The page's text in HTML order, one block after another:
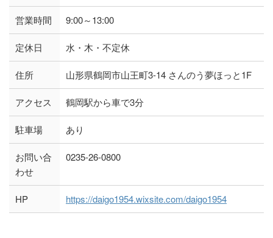
営業時間 9:00～13:00
定休日 水・木・不定休
住所 山形県鶴岡市山王町3-14 さんのう夢ほっと1F
アクセス 鶴岡駅から車で3分
駐車場 あり
お問い合
わせ
0235-26-0800
HP https://daigo1954.wixsite.com/daigo1954